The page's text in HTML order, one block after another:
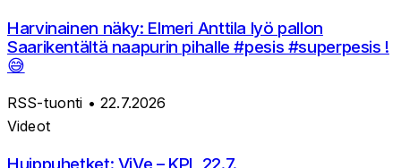
Harvinainen näky: Elmeri Anttila lyö pallon
Saarikentältä naapurin pihalle #pesis #superpesis !
😅
RSS-tuonti • 22.7.2026
Videot